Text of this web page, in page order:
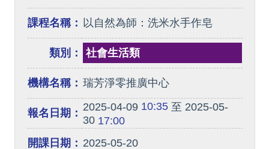
課程名稱： 以自然為師：洗米水手作皂
類別： 社會生活類
機構名稱： 瑞芳淨零推廣中心
報名日期： 2025-04-0910:35至 2025-05-
3017:00
開課日期： 2025-05-20